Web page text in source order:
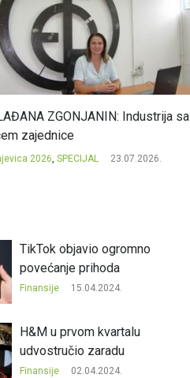
ZGONJANIN: Industrija sa
zajednice
2026, SPECIJAL 23.07.2026.
TikTok objavio ogromno
povećanje prihoda
Finansije 15.04.2024.
H&M u prvom kvartalu
udvostručio zaradu
Finansije 02.04.2024.